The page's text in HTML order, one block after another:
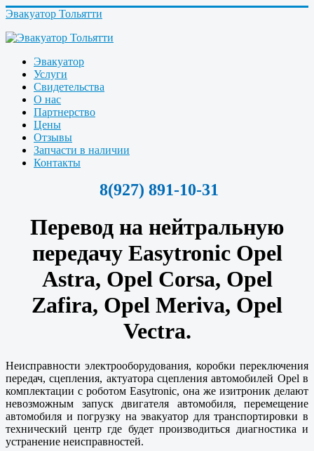
Эвакуатор Тольятти
Эвакуатор
Услуги
Свидетельства
О нас
Партнерство
Цены
Отзывы
Запчасти в наличии
Контакты
8(927) 891-10-31
Перевод на нейтральную
передачу Easytronic Opel
Astra, Opel Corsa, Opel
Zafira, Opel Meriva, Opel
Vectra.
Неисправности электрооборудования, коробки переключения
передач, сцепления, актуатора сцепления автомобилей Opel в
комплектации с роботом Easytronic, она же изитроник делают
невозможным запуск двигателя автомобиля, перемещение
автомобиля и погрузку на эвакуатор для транспортировки в
технический центр где будет производиться диагностика и
устранение неисправностей.